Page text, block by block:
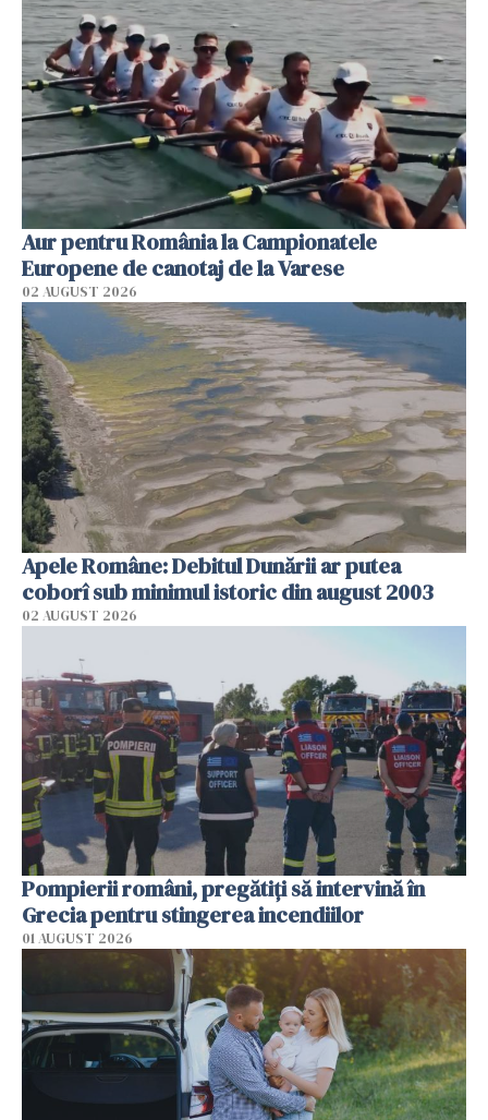
Aur pentru România la Campionatele
Europene de canotaj de la Varese
02 AUGUST 2026
Apele Române: Debitul Dunării ar putea
coborî sub minimul istoric din august 2003
02 AUGUST 2026
Pompierii români, pregătiţi să intervină în
Grecia pentru stingerea incendiilor
01 AUGUST 2026